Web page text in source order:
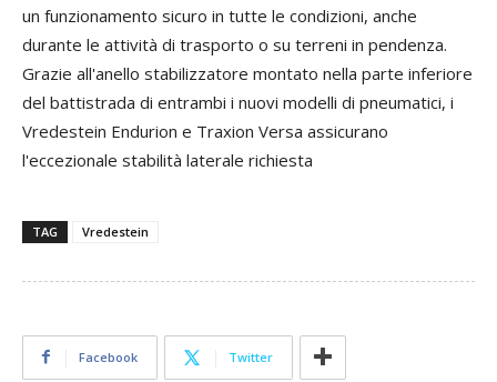
un funzionamento sicuro in tutte le condizioni, anche
durante le attività di trasporto o su terreni in pendenza.
Grazie all'anello stabilizzatore montato nella parte inferiore
del battistrada di entrambi i nuovi modelli di pneumatici, i
Vredestein Endurion e Traxion Versa assicurano
l'eccezionale stabilità laterale richiesta
TAG Vredestein
Facebook Twitter